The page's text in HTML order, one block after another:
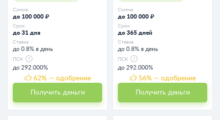
Сумма
до 100 000 ₽
Срок
до 31 дня
Ставка
до 0.8% в день
ПСК
до 292.000%
62% — одобрение
Получить деньги
Сумма
до 100 000 ₽
Срок
до 365 дней
Ставка
до 0.8% в день
ПСК
до 292.000%
56% — одобрение
Получить деньги